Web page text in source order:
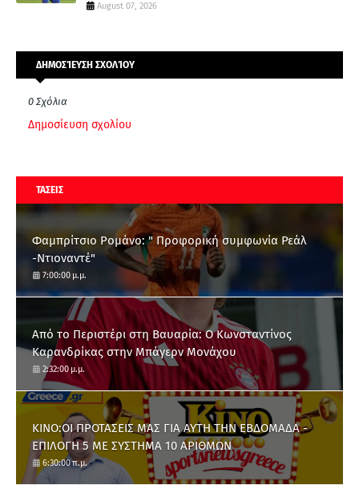
August 07, 2026
ΔΗΜΟΣΊΕΥΣΗ ΣΧΟΛΊΟΥ
0 Σχόλια
Δημοσίευση σχολίου
ΤΑΣΕΙΣ
Φαμπρίτσιο Ρομάνο: " Προφορική συμφωνία Ρεάλ
-Ντιοναντέ"
7:00:00 μ.μ.
Από το Περιστέρι στη Βαυαρία: O Κωνσταντίνος
Καρανδρίκας στην Μπάγερν Μονάχου
2:32:00 μ.μ.
ΚΙΝΟ:ΟΙ ΠΡΟΤΑΣΕΙΣ ΜΑΣ ΓΙΑ ΑΥΤΗ ΤΗΝ ΕΒΔΟΜΑΔΑ -
ΕΠΙΛΟΓΗ 5 ΜΕ ΣΥΣΤΗΜΑ 10 ΑΡΙΘΜΩΝ
6:30:00 π.μ.